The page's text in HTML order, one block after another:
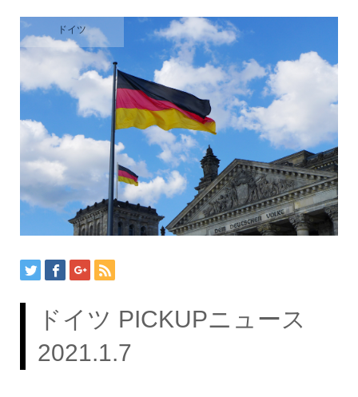
ドイツ
ドイツ PICKUPニュース
2021.1.7